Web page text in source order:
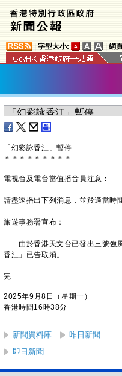
字型大小: 網
「幻彩詠香江」暫停
＊ ＊ ＊ ＊ ＊ ＊ ＊ ＊ ＊
電視台及電台當值播音員注意︰
請盡速播出下列消息，並於適當時
旅遊事務署宣布：
由於香港天文台已發出三號強
香江」已告取消。
完
2025年9月8日（星期一）
香港時間16時38分
新聞資料庫 昨日新聞
即日新聞